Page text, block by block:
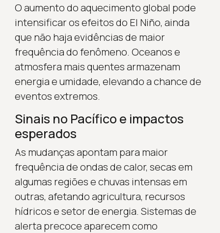
O aumento do aquecimento global pode
intensificar os efeitos do El Niño, ainda
que não haja evidências de maior
frequência do fenômeno. Oceanos e
atmosfera mais quentes armazenam
energia e umidade, elevando a chance de
eventos extremos.
Sinais no Pacífico e impactos
esperados
As mudanças apontam para maior
frequência de ondas de calor, secas em
algumas regiões e chuvas intensas em
outras, afetando agricultura, recursos
hídricos e setor de energia. Sistemas de
alerta precoce aparecem como